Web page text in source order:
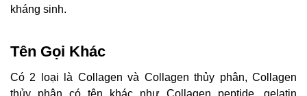
kháng sinh.
Tên Gọi Khác
Có 2 loại là Collagen và Collagen thủy phân, Collagen